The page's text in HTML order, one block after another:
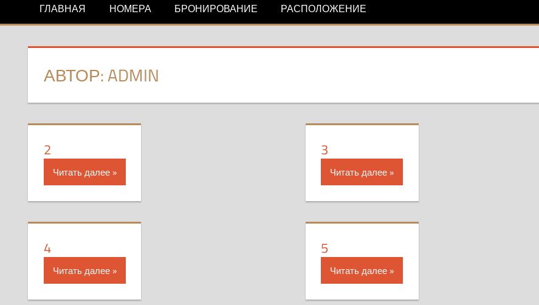
ГЛАВНАЯ НОМЕРА БРОНИРОВАНИЕ РАСПОЛОЖЕНИЕ
АВТОР:ADMIN
2
Читать далее
3
Читать далее
4
Читать далее
5
Читать далее